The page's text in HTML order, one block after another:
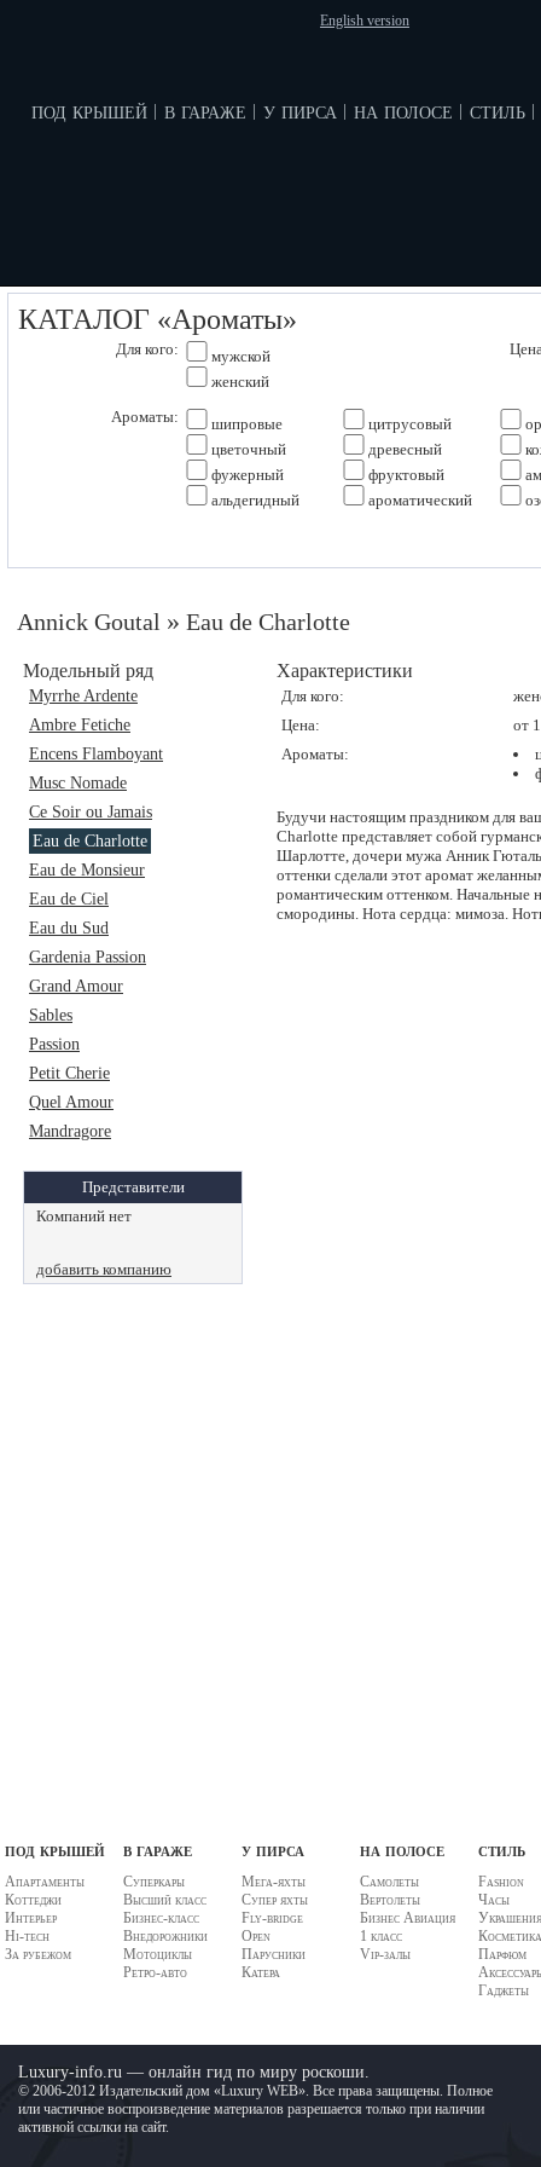
English version
под крышей в гараже у пирса на полосе стиль
КАТАЛОГ «Ароматы»
Для кого:
мужской
женский
Ароматы: шипровые цитрусовый
цветочный
древесный
фужерный
фруктовый
альдегидный
ароматический
Annick Goutal » Eau de Charlotte
Модельный ряд
Myrrhe Ardente
Ambre Fetiche
Encens Flamboyant
Musc Nomade
Ce Soir ou Jamais
Eau de Charlotte
Eau de Monsieur
Eau de Ciel
Eau du Sud
Gardenia Passion
Grand Amour
Sables
Passion
Petit Cherie
Quel Amour
Mandragore
Представители
Компаний нет
добавить компанию
Характеристики
Для кого:
Цена:
от
Ароматы:
Будучи настоящим праздником для
Charlotte представляет собой
Шарлотте, дочери мужа Анник
оттенки сделали этот аромат
романтическим оттенком. Начальные
смородины. Нота сердца: мимоза.
под крышей
Апартаменты
Коттеджи
Интерьер
Hi-tech
За рубежом
в гараже
Суперкары
Высший класс
Бизнес-класс
Внедорожники
Мотоциклы
Ретро-авто
у пирса
Мега-яхты
Супер яхты
Fly-bridge
Open
Парусники
Катера
на полосе
Самолеты
Вертолеты
Бизнес Авиация
1 класс
Vip-залы
стиль
Fashion
Часы
Парфюм
Гаджеты
Luxury-info.ru — онлайн гид по миру роскоши.
© 2006-2012 Издательский дом «Luxury WEB». Все права защищены. Полное
или частичное воспроизведение материалов разрешается только при наличии
активной ссылки на сайт.